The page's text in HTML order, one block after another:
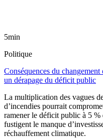
5min
Politique
Conséquences du
un dérapage du déficit public
La multiplication des vagues
d’incendies pourrait
ramener le déficit public à 5
fustigent le manque
réchauffement climatique.